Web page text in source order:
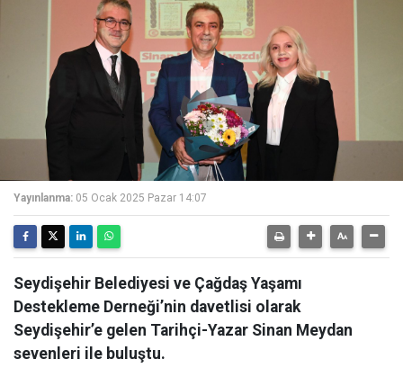
Yayınlanma: 05 Ocak 2025 Pazar 14:07
Seydişehir Belediyesi ve Çağdaş Yaşamı
Destekleme Derneği’nin davetlisi olarak
Seydişehir’e gelen Tarihçi-Yazar Sinan Meydan
sevenleri ile buluştu.